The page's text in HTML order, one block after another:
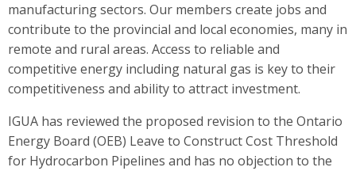
manufacturing sectors. Our members create jobs and
contribute to the provincial and local economies, many in
remote and rural areas. Access to reliable and
competitive energy including natural gas is key to their
competitiveness and ability to attract investment.
IGUA has reviewed the proposed revision to the Ontario
Energy Board (OEB) Leave to Construct Cost Threshold
for Hydrocarbon Pipelines and has no objection to the